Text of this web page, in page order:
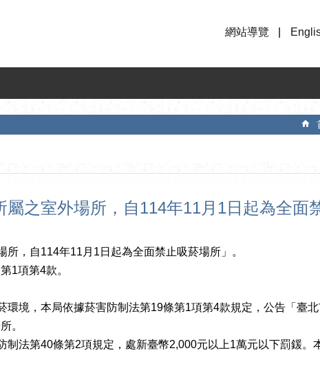
網站導覽
之室外場所，自114年11月1日起為全面
，自114年11月1日起為全面禁止吸菸場所」。
1項第4款。
境，本局依據菸害防制法第19條第1項第4款規定，公告「臺
。
法第40條第2項規定，處新臺幣2,000元以上1萬元以下罰鍰。